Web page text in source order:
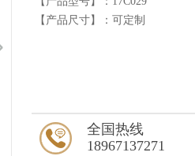
【产品尺寸】：可定制
全国热线
18967137271